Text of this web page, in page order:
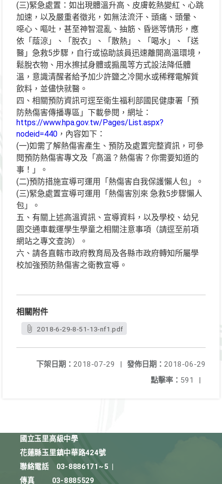
(三)緊急處置：如出現體溫升高、皮膚乾熱變紅、心跳
加速，以及嚴重者徵兆，如無法流汗、頭痛、頭暈、
噁心、嘔吐，甚至神智混亂、抽筋、昏迷等情形，應
依「蔭涼」、「脫衣」、「散熱」、「喝水」、「送
醫」急救5步驟，自行或協助該員迅速離開高溫環境，
鬆脫衣物、用水擦拭身體或搧風等方式設法降低體
溫，意識清醒者給予加少許鹽之冷開水或稀釋電解質
飲料，並儘快就醫。
四、相關預防資訊可逕至衛生福利部國民健康署「預
防熱傷害傳播專區」下載參閱，網址：
https://www.hpa.gov.tw/Pages/List.aspx?
nodeid=440 ，內容如下：
(一)如需了解熱傷害產生、預防及處置完整資訊，可參
閱預防熱傷害專文及「高溫？熱傷害？你需要知道的
事！」。
(二)預防措施宣導可運用「熱傷害自我保護懶人包」。
(三)緊急處置宣導可運用「熱傷害別來 急救5步驟懶人
包」。
五、有關上述高溫資訊、宣導資料，以及學校、幼兒
園交通車載運學生學童之相關注意事項（請逕至前項
網站之專文查詢）。
六、請各直轄市政府教育局及各縣市政府轉知所屬學
校加強預防熱傷害之衛教宣導。
相關附件
2018-6-29-8-51-13-nf1.pdf
發佈日期： 2018-06-29
下架日期： 2018-07-29
|
點擊率： 591 |
國立玉里高級中學
花蓮縣玉里鎮中華路424號
聯絡電話
03-8886171~5
傳真
03-8885529